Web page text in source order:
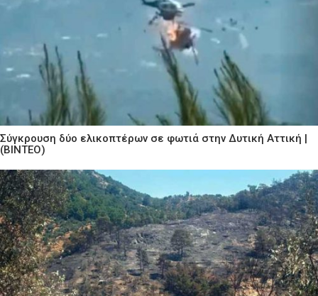
Σύγκρουση δύο ελικοπτέρων σε φωτιά στην Δυτική Αττική |
(ΒΙΝΤΕΟ)